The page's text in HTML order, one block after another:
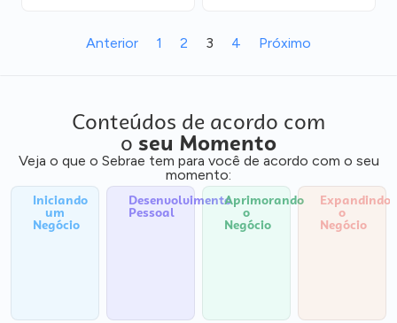
Anterior 1 2 3 4 Próximo
Conteúdos de acordo com
o seu Momento
Veja o que o Sebrae tem para você de acordo com o seu
momento:
Iniciando
um
Negócio
Desenvolvimento
Pessoal
Aprimorando
o
Negócio
Expandindo
o
Negócio